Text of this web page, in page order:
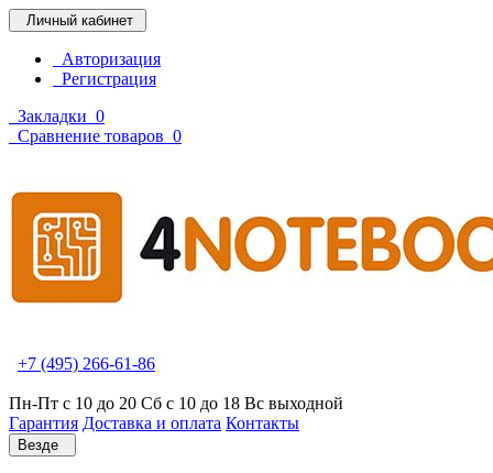
Личный кабинет
Авторизация
Регистрация
Закладки 0
Сравнение товаров 0
+7 (495) 266-61-86
Пн-Пт с 10 до 20 Сб с 10 до 18 Вс выходной
Гарантия Доставка и оплата Контакты
Везде